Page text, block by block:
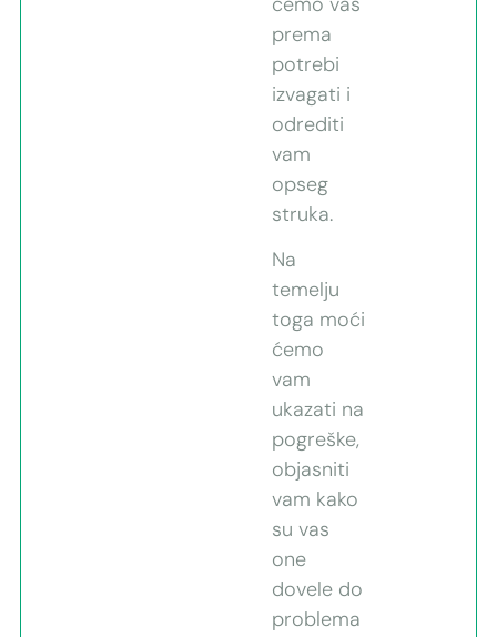
prema
potrebi
izvagati i
odrediti
vam
opseg
struka.
Na
temelju
toga moći
ćemo
vam
ukazati na
pogreške,
objasniti
vam kako
su vas
one
dovele do
problema